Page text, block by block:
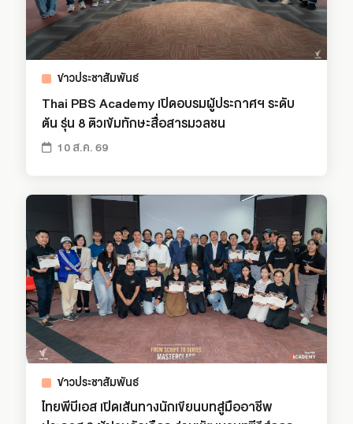
ข่าวประชาสัมพันธ์
Thai PBS Academy เปิดอบรมผู้ประกาศฯ ระดับ
ต้น รุ่น 8 ติวเข้มทักษะสื่อสารมวลชน
10 ส.ค. 69
ข่าวประชาสัมพันธ์
ไทยพีบีเอส เปิดเส้นทางนักเขียนบทสู่มืออาชีพ